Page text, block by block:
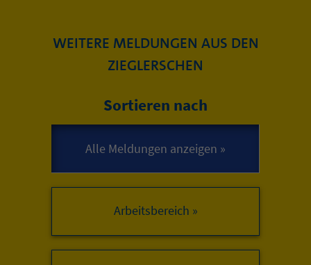
WEITERE MELDUNGEN AUS DEN
ZIEGLERSCHEN
Sortieren nach
Arbeitsbereich »